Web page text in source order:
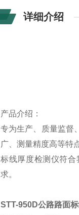
详细介绍
产品介绍：
专为生产、质量监督
广、测量精度高等特
标线厚度检测仪符合
求。
STT-950D公路路面